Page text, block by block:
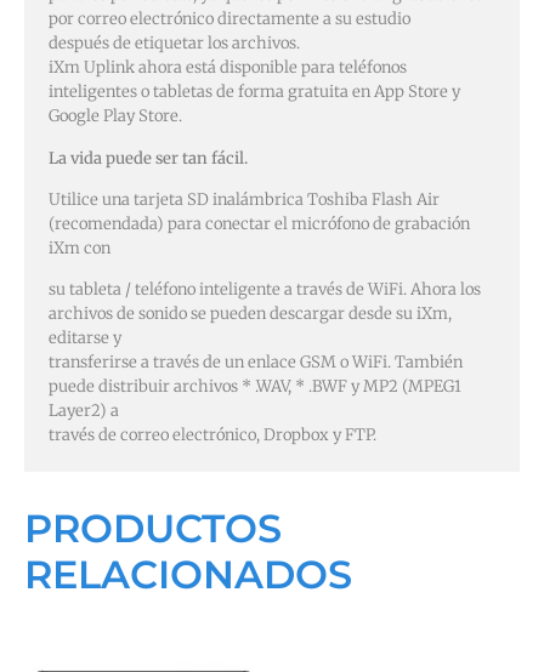
por correo electrónico directamente a su estudio
después de etiquetar los archivos.
iXm Uplink ahora está disponible para teléfonos
inteligentes o tabletas de forma gratuita en App Store y
Google Play Store.
La vida puede ser tan fácil.
Utilice una tarjeta SD inalámbrica Toshiba Flash Air
(recomendada) para conectar el micrófono de grabación
iXm con
su tableta / teléfono inteligente a través de WiFi. Ahora los
archivos de sonido se pueden descargar desde su iXm,
editarse y
transferirse a través de un enlace GSM o WiFi. También
puede distribuir archivos * .WAV, * .BWF y MP2 (MPEG1
Layer2) a
través de correo electrónico, Dropbox y FTP.
PRODUCTOS
RELACIONADOS